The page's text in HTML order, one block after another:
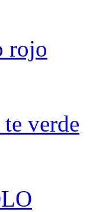
rojo
verde